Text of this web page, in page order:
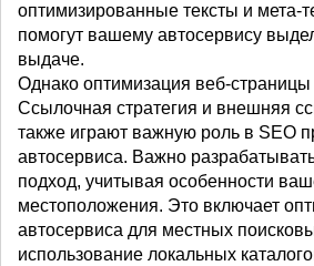
оптимизированные тексты и мета-
помогут вашему автосервису
выдаче.
Однако оптимизация веб-страницы
Ссылочная стратегия и внешняя
также играют важную роль в SEO
автосервиса. Важно
подход, учитывая особенности
местоположения. Это включает
автосервиса для местных
использование локальных